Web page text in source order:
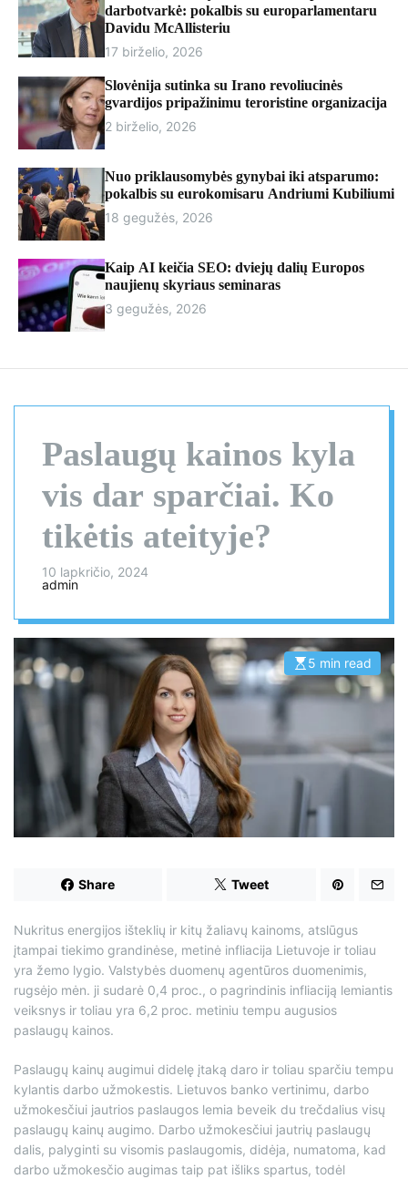
r
darbotvarkė: pokalbis su europarlamentaru
Davidu McAllisteriu
17 birželio, 2026
Slovėnija sutinka su Irano revoliucinės
gvardijos pripažinimu teroristine organizacija
2 birželio, 2026
Nuo priklausomybės gynybai iki atsparumo:
pokalbis su eurokomisaru Andriumi Kubiliumi
18 gegužės, 2026
Kaip AI keičia SEO: dviejų dalių Europos
naujienų skyriaus seminaras
3 gegužės, 2026
Paslaugų kainos kyla
vis dar sparčiai. Ko
tikėtis ateityje?
10 lapkričio, 2024
admin
E
s
t
t
5 min read
Share Tweet
Nukritus energijos išteklių ir kitų žaliavų kainoms, atslūgus
įtampai tiekimo grandinėse, metinė infliacija Lietuvoje ir toliau
yra žemo lygio. Valstybės duomenų agentūros duomenimis,
rugsėjo mėn. ji sudarė 0,4 proc., o pagrindinis infliaciją lemiantis
veiksnys ir toliau yra 6,2 proc. metiniu tempu augusios
paslaugų kainos.
Paslaugų kainų augimui didelę įtaką daro ir toliau sparčiu tempu
kylantis darbo užmokestis. Lietuvos banko vertinimu, darbo
užmokesčiui jautrios paslaugos lemia beveik du trečdalius visų
paslaugų kainų augimo. Darbo užmokesčiui jautrių paslaugų
dalis, palyginti su visomis paslaugomis, didėja, numatoma, kad
darbo užmokesčio augimas taip pat išliks spartus, todėl